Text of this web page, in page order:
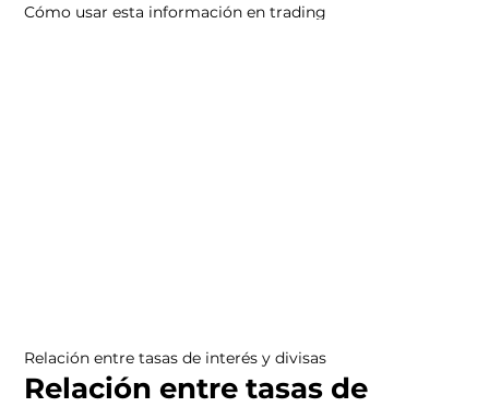
Relación entre tasas de interés y divisas
Relación entre tasas de
Cómo usar esta información en trading